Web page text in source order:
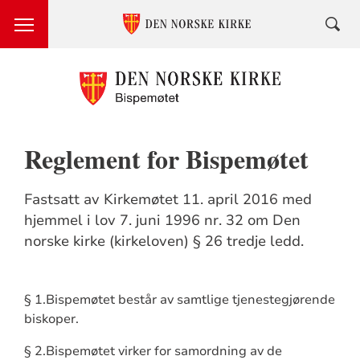
Reglement for Bispemøtet
Fastsatt av Kirkemøtet 11. april 2016 med
hjemmel i lov 7. juni 1996 nr. 32 om Den
norske kirke (kirkeloven) § 26 tredje ledd.
§ 1.Bispemøtet består av samtlige tjenestegjørende
biskoper.
§ 2.Bispemøtet virker for samordning av de